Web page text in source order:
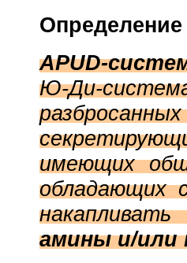
Определение
APUD-
Ю-Ди-
имеющих
обладающих
амины и/или